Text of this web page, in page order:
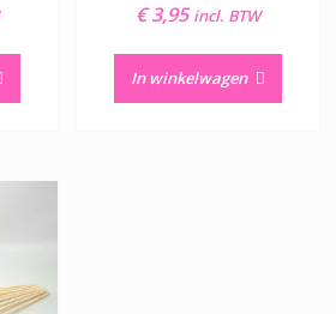
€3,95 incl. BTW
In winkelwagen